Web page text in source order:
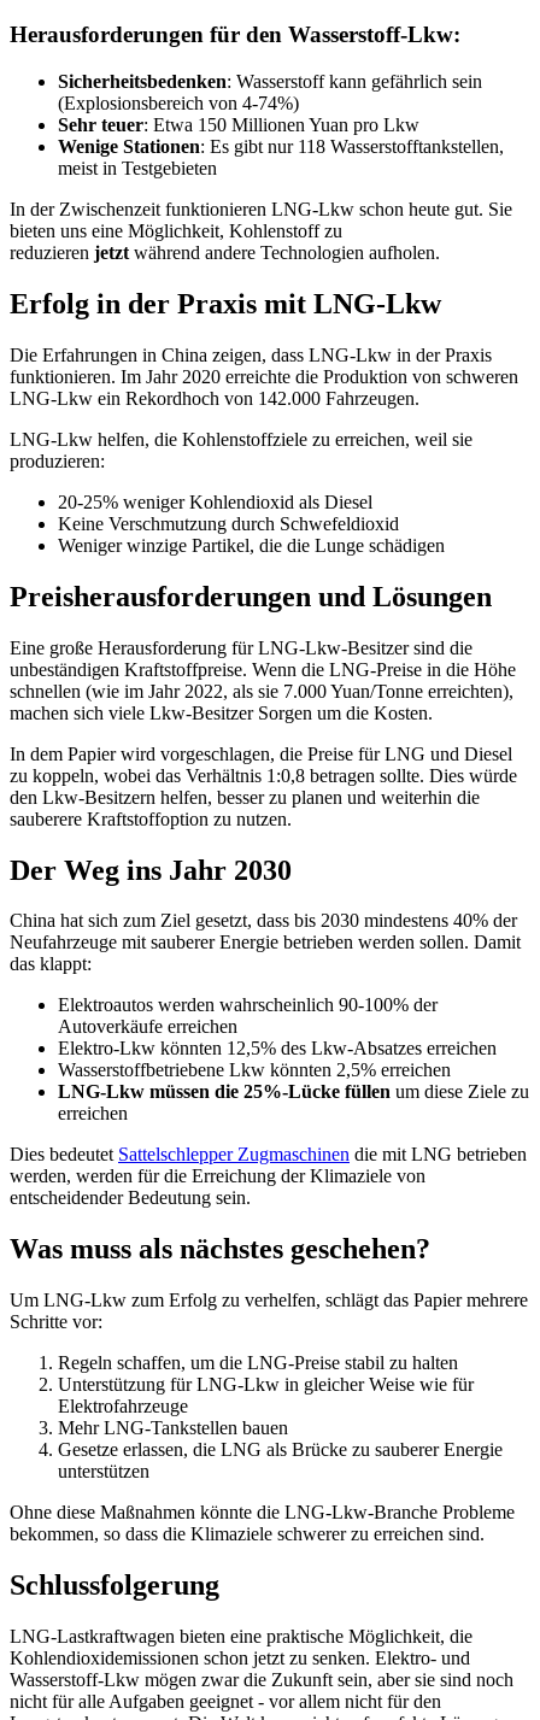
Herausforderungen für den Wasserstoff-Lkw:
Sicherheitsbedenken: Wasserstoff kann gefährlich sein
(Explosionsbereich von 4-74%)
Sehr teuer: Etwa 150 Millionen Yuan pro Lkw
Wenige Stationen: Es gibt nur 118 Wasserstofftankstellen,
meist in Testgebieten
In der Zwischenzeit funktionieren LNG-Lkw schon heute gut. Sie
bieten uns eine Möglichkeit, Kohlenstoff zu
reduzieren jetzt während andere Technologien aufholen.
Erfolg in der Praxis mit LNG-Lkw
Die Erfahrungen in China zeigen, dass LNG-Lkw in der Praxis
funktionieren. Im Jahr 2020 erreichte die Produktion von schweren
LNG-Lkw ein Rekordhoch von 142.000 Fahrzeugen.
LNG-Lkw helfen, die Kohlenstoffziele zu erreichen, weil sie
produzieren:
20-25% weniger Kohlendioxid als Diesel
Keine Verschmutzung durch Schwefeldioxid
Weniger winzige Partikel, die die Lunge schädigen
Preisherausforderungen und Lösungen
Eine große Herausforderung für LNG-Lkw-Besitzer sind die
unbeständigen Kraftstoffpreise. Wenn die LNG-Preise in die Höhe
schnellen (wie im Jahr 2022, als sie 7.000 Yuan/Tonne erreichten),
machen sich viele Lkw-Besitzer Sorgen um die Kosten.
In dem Papier wird vorgeschlagen, die Preise für LNG und Diesel
zu koppeln, wobei das Verhältnis 1:0,8 betragen sollte. Dies würde
den Lkw-Besitzern helfen, besser zu planen und weiterhin die
sauberere Kraftstoffoption zu nutzen.
Der Weg ins Jahr 2030
China hat sich zum Ziel gesetzt, dass bis 2030 mindestens 40% der
Neufahrzeuge mit sauberer Energie betrieben werden sollen. Damit
das klappt:
Elektroautos werden wahrscheinlich 90-100% der
Autoverkäufe erreichen
Elektro-Lkw könnten 12,5% des Lkw-Absatzes erreichen
Wasserstoffbetriebene Lkw könnten 2,5% erreichen
LNG-Lkw müssen die 25%-Lücke füllen um diese Ziele zu
erreichen
Dies bedeutet Sattelschlepper Zugmaschinen die mit LNG betrieben
werden, werden für die Erreichung der Klimaziele von
entscheidender Bedeutung sein.
Was muss als nächstes geschehen?
Um LNG-Lkw zum Erfolg zu verhelfen, schlägt das Papier mehrere
Schritte vor:
Regeln schaffen, um die LNG-Preise stabil zu halten
Unterstützung für LNG-Lkw in gleicher Weise wie für
Elektrofahrzeuge
Mehr LNG-Tankstellen bauen
Gesetze erlassen, die LNG als Brücke zu sauberer Energie
unterstützen
Ohne diese Maßnahmen könnte die LNG-Lkw-Branche Probleme
bekommen, so dass die Klimaziele schwerer zu erreichen sind.
Schlussfolgerung
LNG-Lastkraftwagen bieten eine praktische Möglichkeit, die
Kohlendioxidemissionen schon jetzt zu senken. Elektro- und
Wasserstoff-Lkw mögen zwar die Zukunft sein, aber sie sind noch
nicht für alle Aufgaben geeignet - vor allem nicht für den